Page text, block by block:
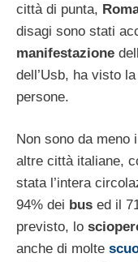
città di punta,
disagi sono stati
manifestazione
dell’Usb, ha visto
persone.
Non sono da
altre città italiane,
stata l’intera
94% dei bus ed il
previsto, lo
anche di molte